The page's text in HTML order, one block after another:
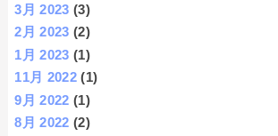
3月 2023 (3)
2月 2023 (2)
1月 2023 (1)
11月 2022 (1)
9月 2022 (1)
8月 2022 (2)